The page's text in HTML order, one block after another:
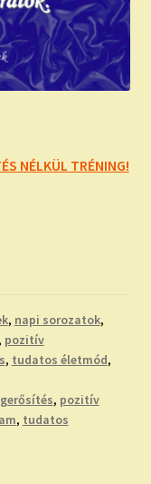
NÉLKÜL TRÉNING!
, napi sorozatok,
, pozitív
, tudatos életmód,
, pozitív
, tudatos